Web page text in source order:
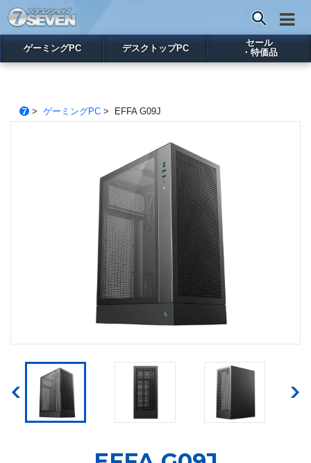
ゲーミングPC デスクトップPC
セール
・特価品
> ゲーミングPC> EFFA G09J